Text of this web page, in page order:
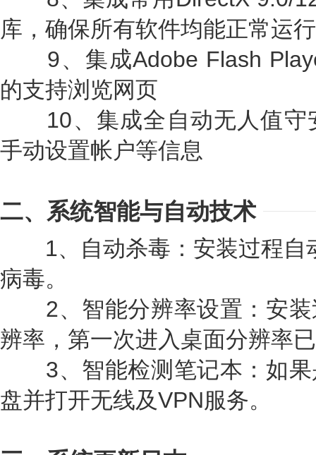
库，确保所有软件均能正常运行
9、集成Adobe Flash
的支持浏览网页
10、集成全自动无人值守
手动设置帐户等信息
二、系统智能与自动技术
1、自动杀毒：安装过程自
病毒。
2、智能分辨率设置：安装
辨率，第一次进入桌面分辨率
3、智能检测笔记本：如果
盘并打开无线及VPN服务。